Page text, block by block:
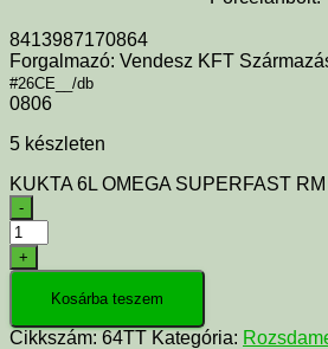
8413987170864
Forgalmazó: Vendesz KFT
#26CE__/db
0806
5 készleten
KUKTA 6L OMEGA SUPERFAST
-
+
Kosárba teszem
Cikkszám: 64TT Kategória: